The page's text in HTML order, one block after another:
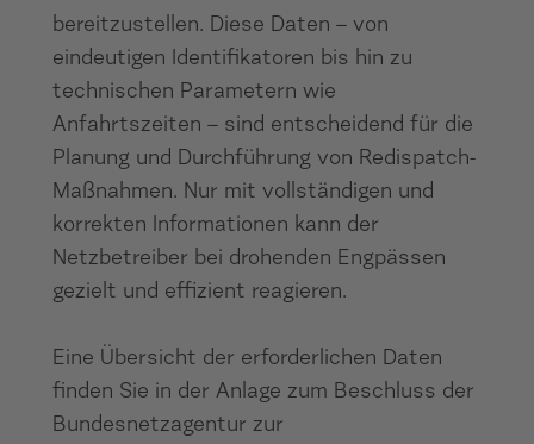
bereitzustellen. Diese Daten – von
eindeutigen Identifikatoren bis hin zu
technischen Parametern wie
Anfahrtszeiten – sind entscheidend für die
Planung und Durchführung von Redispatch-
Maßnahmen. Nur mit vollständigen und
korrekten Informationen kann der
Netzbetreiber bei drohenden Engpässen
gezielt und effizient reagieren.
Eine Übersicht der erforderlichen Daten
finden Sie in der Anlage zum Beschluss der
Bundesnetzagentur zur